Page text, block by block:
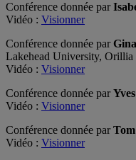
Conférence donnée par
Vidéo : Visionner
Conférence donnée par
Lakehead University, Orillia
Vidéo : Visionner
Conférence donnée par
Vidéo : Visionner
Conférence donnée par
Vidéo : Visionner